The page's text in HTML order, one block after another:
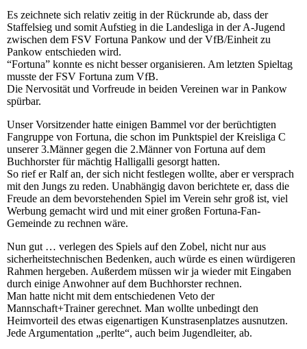
Es zeichnete sich relativ zeitig in der Rückrunde ab, dass der
Staffelsieg und somit Aufstieg in die Landesliga in der A-Jugend
zwischen dem FSV Fortuna Pankow und der VfB/Einheit zu
Pankow entschieden wird.
“Fortuna” konnte es nicht besser organisieren. Am letzten Spieltag
musste der FSV Fortuna zum VfB.
Die Nervosität und Vorfreude in beiden Vereinen war in Pankow
spürbar.
Unser Vorsitzender hatte einigen Bammel vor der berüchtigten
Fangruppe von Fortuna, die schon im Punktspiel der Kreisliga C
unserer 3.Männer gegen die 2.Männer von Fortuna auf dem
Buchhorster für mächtig Halligalli gesorgt hatten.
So rief er Ralf an, der sich nicht festlegen wollte, aber er versprach
mit den Jungs zu reden. Unabhängig davon berichtete er, dass die
Freude an dem bevorstehenden Spiel im Verein sehr groß ist, viel
Werbung gemacht wird und mit einer großen Fortuna-Fan-
Gemeinde zu rechnen wäre.
Nun gut … verlegen des Spiels auf den Zobel, nicht nur aus
sicherheitstechnischen Bedenken, auch würde es einen würdigeren
Rahmen hergeben. Außerdem müssen wir ja wieder mit Eingaben
durch einige Anwohner auf dem Buchhorster rechnen.
Man hatte nicht mit dem entschiedenen Veto der
Mannschaft+Trainer gerechnet. Man wollte unbedingt den
Heimvorteil des etwas eigenartigen Kunstrasenplatzes ausnutzen.
Jede Argumentation „perlte“, auch beim Jugendleiter, ab.